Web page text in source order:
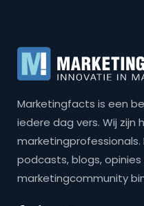
Marketingfacts is een
iedere dag vers. Wij
marketingprofessionals.
podcasts, blogs,
marketingcommunity